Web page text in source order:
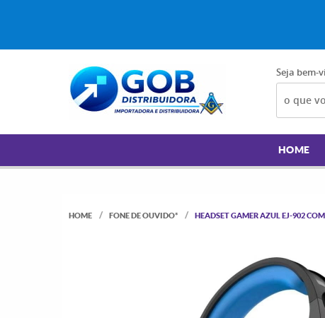
Seja bem-
HOME
HOME FONE DE OUVIDO* HEADSET GAMER AZUL EJ-902